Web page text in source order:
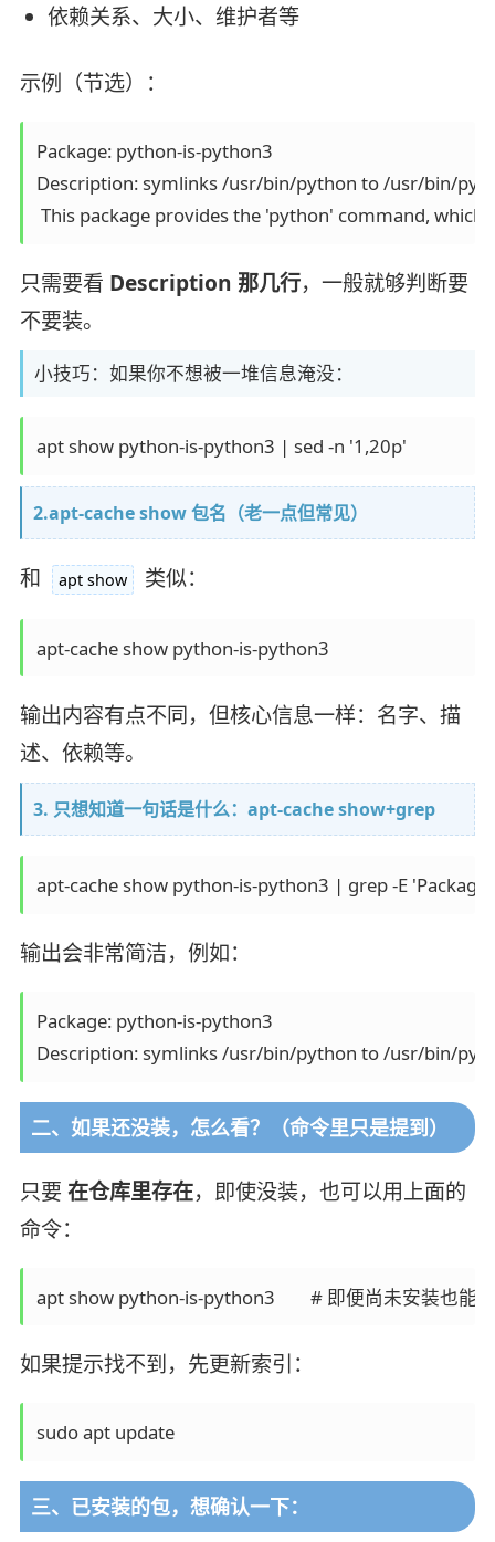
依赖关系、大小、维护者等
示例（节选）：
Package: python-is-python3
Description: symlinks /usr/bin/python to /usr/bin/
只需要看 Description 那几行，一般就够判断要
不要装。
小技巧：如果你不想被一堆信息淹没：
2.apt-cache show 包名（老一点但常见）
和 apt show 类似：
输出内容有点不同，但核心信息一样：名字、描
述、依赖等。
3. 只想知道一句话是什么：apt-cache show+grep
输出会非常简洁，例如：
Package: python-is-python3
二、如果还没装，怎么看？（命令里只是提到）
只要 在仓库里存在，即使没装，也可以用上面的
命令：
如果提示找不到，先更新索引：
sudo apt update
三、已安装的包，想确认一下：